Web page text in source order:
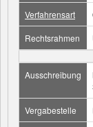
Verfahrensart
Rechtsrahmen
Ausschreibung
Vergabestelle